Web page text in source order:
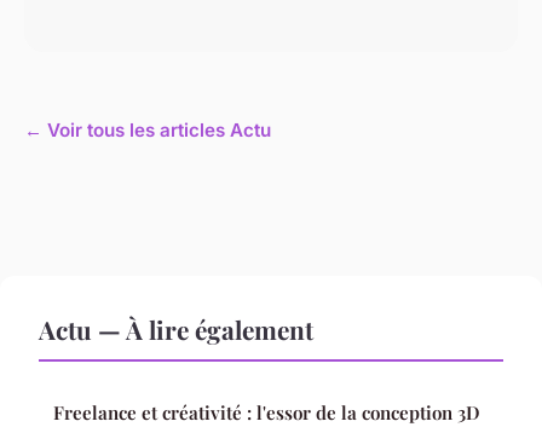
← Voir tous les articles Actu
Actu — À lire également
Freelance et créativité : l'essor de la conception 3D